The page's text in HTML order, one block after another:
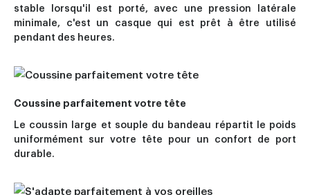
stable lorsqu'il est porté, avec une pression latérale
minimale, c'est un casque qui est prêt à être utilisé
pendant des heures.
Coussine parfaitement votre tête
Le coussin large et souple du bandeau répartit le poids
uniformément sur votre tête pour un confort de port
durable.